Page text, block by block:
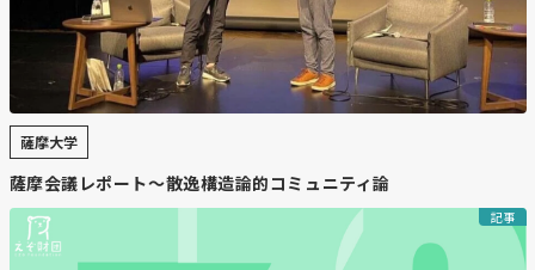
薩摩大学
薩摩会議レポート〜散逸構造論的コミュニティ論
記事